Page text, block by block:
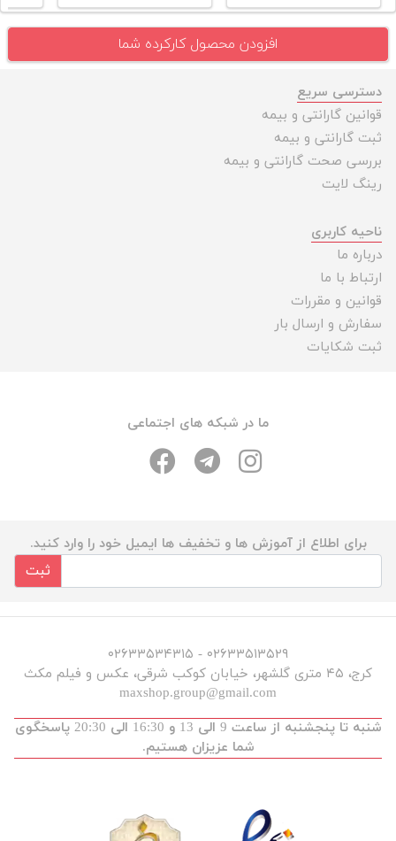
افزودن محصول کارکرده شما
دسترسی سریع
قوانین گارانتی و بیمه
ثبت گارانتی و بیمه
بررسی صحت گارانتی و بیمه
رینگ لایت
ناحیه کاربری
درباره ما
ارتباط با ما
قوانین و مقررات
سفارش و ارسال بار
ثبت شکایات
ما در شبکه های اجتماعی
برای اطلاع از آموزش ها و تخفیف ها ایمیل خود را وارد کنید.
ثبت
۰۲۶۳۳۵۱۳۵۲۹ - ۰۲۶۳۳۵۳۴۳۱۵
کرج، ۴۵ متری گلشهر، خیابان کوکب شرقی، عکس و فیلم مکث
maxshop.group@gmail.com
شنبه تا پنجشنبه از ساعت 9 الی 13 و 16:30 الی 20:30 پاسخگوی
شما عزیزان هستیم.